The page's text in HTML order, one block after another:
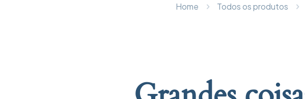
Home Todos os produtos